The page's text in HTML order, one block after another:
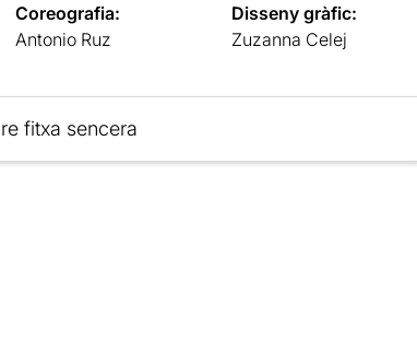
Coreografia:
Antonio Ruz
Disseny gràfic:
Zuzanna Celej
fitxa sencera